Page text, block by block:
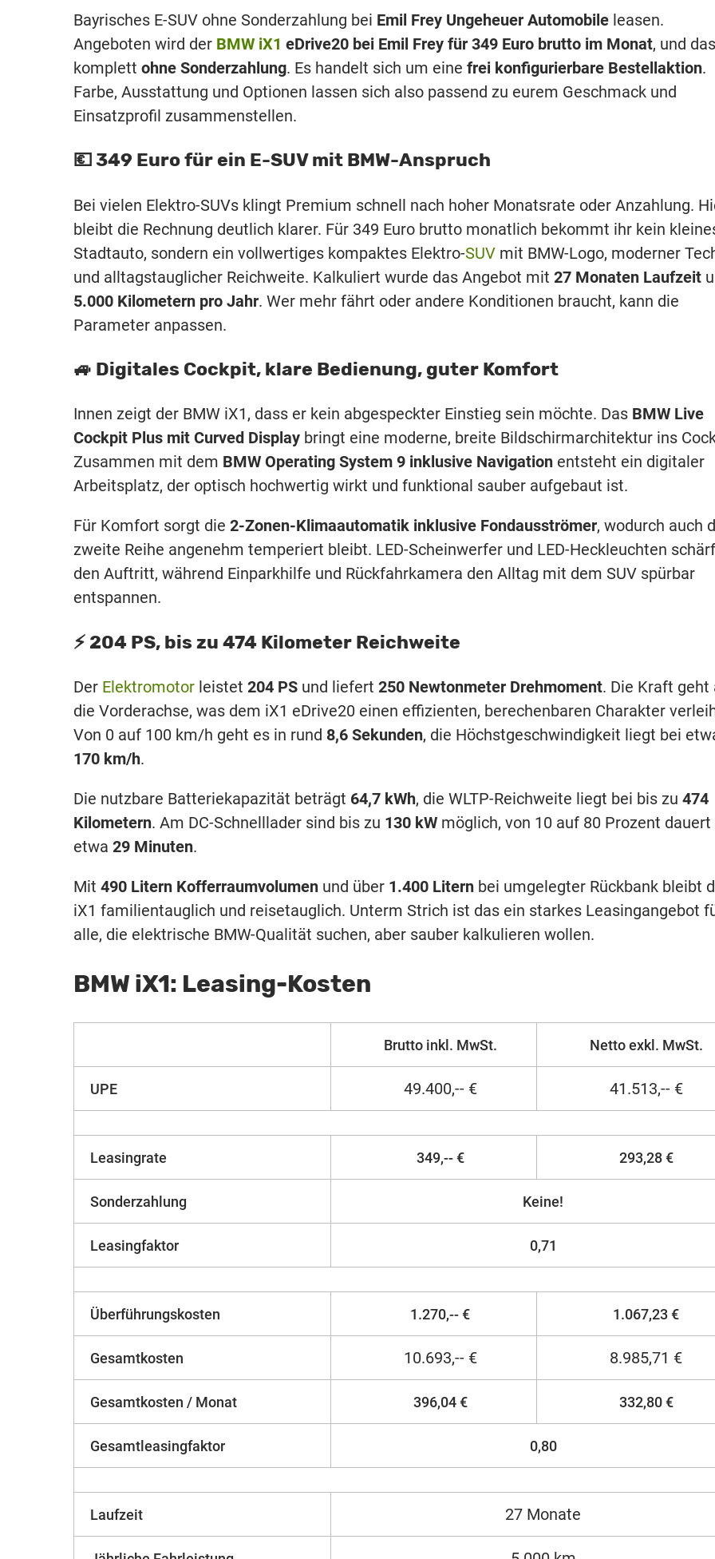
Bayrisches E-SUV ohne Sonderzahlung bei Emil Frey Ungeheuer Automobile leasen.
Angeboten wird der BMW iX1 eDrive20 bei Emil Frey für 349 Euro brutto im Monat, und das
komplett ohne Sonderzahlung. Es handelt sich um eine frei konfigurierbare Bestellaktion.
Farbe, Ausstattung und Optionen lassen sich also passend zu eurem Geschmack und
Einsatzprofil zusammenstellen.
💶 349 Euro für ein E-SUV mit BMW-Anspruch
Bei vielen Elektro-SUVs klingt Premium schnell nach hoher Monatsrate oder Anzahlung.
bleibt die Rechnung deutlich klarer. Für 349 Euro brutto monatlich bekommt ihr kein
Stadtauto, sondern ein vollwertiges kompaktes Elektro-SUV mit BMW-Logo, moderner
und alltagstauglicher Reichweite. Kalkuliert wurde das Angebot mit 27 Monaten Laufzeit
5.000 Kilometern pro Jahr. Wer mehr fährt oder andere Konditionen braucht, kann die
Parameter anpassen.
🚙 Digitales Cockpit, klare Bedienung, guter Komfort
Innen zeigt der BMW iX1, dass er kein abgespeckter Einstieg sein möchte. Das BMW Live
Cockpit Plus mit Curved Display bringt eine moderne, breite Bildschirmarchitektur ins
Zusammen mit dem BMW Operating System 9 inklusive Navigation entsteht ein digitaler
Arbeitsplatz, der optisch hochwertig wirkt und funktional sauber aufgebaut ist.
Für Komfort sorgt die 2-Zonen-Klimaautomatik inklusive Fondausströmer, wodurch auch
zweite Reihe angenehm temperiert bleibt. LED-Scheinwerfer und LED-Heckleuchten
den Auftritt, während Einparkhilfe und Rückfahrkamera den Alltag mit dem SUV spürbar
entspannen.
⚡️ 204 PS, bis zu 474 Kilometer Reichweite
Der Elektromotor leistet 204 PS und liefert 250 Newtonmeter Drehmoment. Die Kraft geht
die Vorderachse, was dem iX1 eDrive20 einen effizienten, berechenbaren Charakter
Von 0 auf 100 km/h geht es in rund 8,6 Sekunden, die Höchstgeschwindigkeit liegt bei
170 km/h.
Die nutzbare Batteriekapazität beträgt 64,7 kWh, die WLTP-Reichweite liegt bei bis zu 474
Kilometern. Am DC-Schnelllader sind bis zu 130 kW möglich, von 10 auf 80 Prozent dauert
etwa 29 Minuten.
Mit 490 Litern Kofferraumvolumen und über 1.400 Litern bei umgelegter Rückbank bleibt
iX1 familientauglich und reisetauglich. Unterm Strich ist das ein starkes Leasingangebot
alle, die elektrische BMW-Qualität suchen, aber sauber kalkulieren wollen.
BMW iX1: Leasing-Kosten
Brutto inkl. MwSt. Netto exkl. MwSt.
UPE 49.400,-- € 41.513,-- €
Leasingrate 349,-- € 293,28 €
Sonderzahlung Keine!
Leasingfaktor 0,71
Überführungskosten 1.270,-- € 1.067,23 €
Gesamtkosten 10.693,-- € 8.985,71 €
Gesamtkosten / Monat 396,04 € 332,80 €
Gesamtleasingfaktor 0,80
Laufzeit 27 Monate